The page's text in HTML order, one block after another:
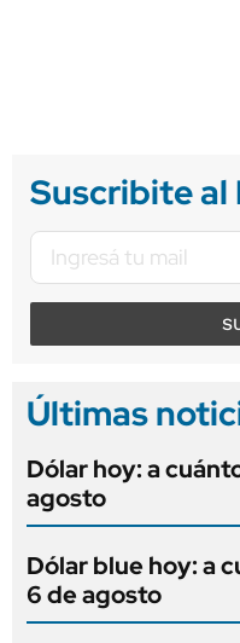
Suscribite
Últimas
Dólar hoy: a
agosto
Dólar blue hoy: a
6 de agosto